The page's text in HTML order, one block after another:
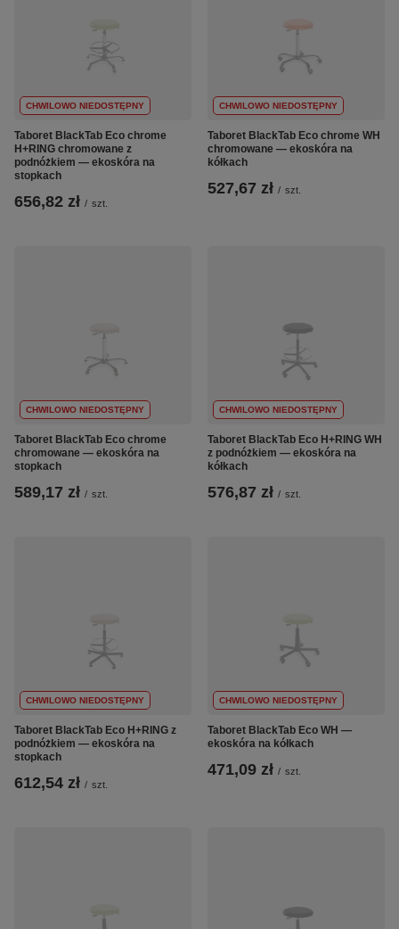
CHWILOWO NIEDOSTĘPNY
Taboret BlackTab Eco chrome
H+RING chromowane z
podnóżkiem — ekoskóra na
stopkach
656,82 zł / szt.
CHWILOWO NIEDOSTĘPNY
Taboret BlackTab Eco chrome WH
chromowane — ekoskóra na
kółkach
527,67 zł / szt.
CHWILOWO NIEDOSTĘPNY
Taboret BlackTab Eco chrome
chromowane — ekoskóra na
stopkach
589,17 zł / szt.
CHWILOWO NIEDOSTĘPNY
Taboret BlackTab Eco H+RING WH
z podnóżkiem — ekoskóra na
kółkach
576,87 zł / szt.
CHWILOWO NIEDOSTĘPNY
Taboret BlackTab Eco H+RING z
podnóżkiem — ekoskóra na
stopkach
612,54 zł / szt.
CHWILOWO NIEDOSTĘPNY
Taboret BlackTab Eco WH —
ekoskóra na kółkach
471,09 zł / szt.